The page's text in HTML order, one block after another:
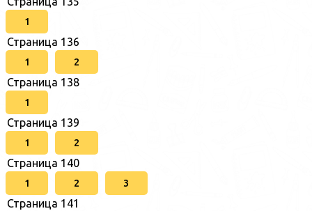
1
Страница 136
1 2
Страница 138
1
Страница 139
1 2
Страница 140
1 2 3
Страница 141